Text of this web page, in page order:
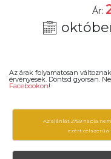
Ár:
Az árak folyamatosan
érvényesek. Döntsd gyorsan.
Facebookon!
Az ajánlat 2759 napja
ezért célszerű